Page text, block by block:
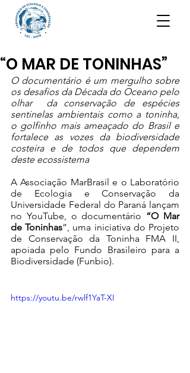
“O MAR DE TONINHAS”
O documentário é um mergulho sobre
os desafios da Década do Oceano pelo
olhar  da conservação de espécies
sentinelas ambientais como a toninha,
o golfinho mais ameaçado do Brasil e
fortalece as vozes da biodiversidade
costeira e de todos que dependem
deste ecossistema
A Associação MarBrasil e o Laboratório
de Ecologia e Conservação da
Universidade Federal do Paraná lançam
no YouTube, o documentário “O Mar
de Toninhas”, uma iniciativa do Projeto
de Conservação da Toninha FMA II,
apoiada pelo Fundo Brasileiro para a
Biodiversidade (Funbio).
https://youtu.be/rwlf1YaT-XI